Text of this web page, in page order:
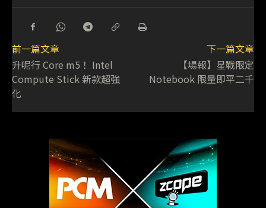
前一篇文章
升呢行 Core m5！ Intel
Compute Stick 新款超強
化
下一篇文章
【場報】星戰限定
Notebook 限量即平二千